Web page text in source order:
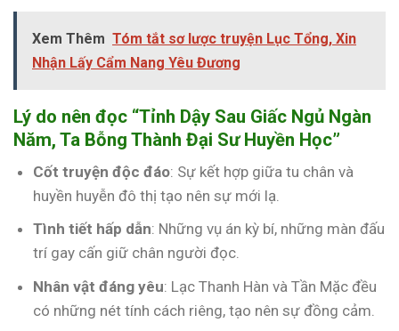
Xem Thêm Tóm tắt sơ lược truyện Lục Tổng, Xin
Nhận Lấy Cẩm Nang Yêu Đương
Lý do nên đọc “Tỉnh Dậy Sau Giấc Ngủ Ngàn
Năm, Ta Bỗng Thành Đại Sư Huyền Học”
Cốt truyện độc đáo: Sự kết hợp giữa tu chân và
huyền huyễn đô thị tạo nên sự mới lạ.
Tình tiết hấp dẫn: Những vụ án kỳ bí, những màn đấu
trí gay cấn giữ chân người đọc.
Nhân vật đáng yêu: Lạc Thanh Hàn và Tần Mặc đều
có những nét tính cách riêng, tạo nên sự đồng cảm.